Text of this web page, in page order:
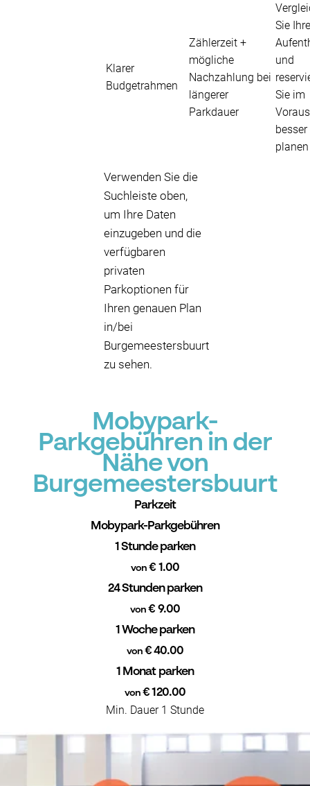
Klarer
Budgetrahmen
Zählerzeit +
mögliche
Nachzahlung bei
längerer
Parkdauer
Sie
und
Sie im
planen
Verwenden Sie die
Suchleiste oben,
um Ihre Daten
einzugeben und die
verfügbaren
privaten
Parkoptionen für
Ihren genauen Plan
in/bei
Burgemeestersbuurt
zu sehen.
Mobypark-
Parkgebühren in der
Nähe von
Burgemeestersbuurt
Parkzeit
Mobypark-Parkgebühren
1 Stunde parken
von € 1.00
24 Stunden parken
von € 9.00
1 Woche parken
von€ 40.00
1 Monat parken
von € 120.00
Min. Dauer 1 Stunde